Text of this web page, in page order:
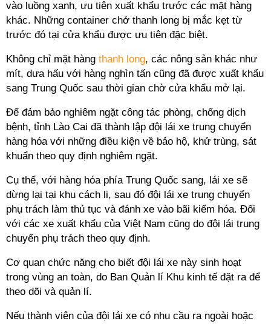
vào luồng xanh, ưu tiên xuất khẩu trước các mặt hàng
khác. Những container chở thanh long bị mắc kẹt từ
trước đó tại cửa khẩu được ưu tiên đặc biệt.
Không chỉ mặt hàng thanh long, các nông sản khác như
mít, dưa hấu với hàng nghìn tấn cũng đã được xuất khẩu
sang Trung Quốc sau thời gian chờ cửa khẩu mở lại.
Để đảm bảo nghiêm ngặt công tác phòng, chống dịch
bệnh, tỉnh Lào Cai đã thành lập đội lái xe trung chuyển
hàng hóa với những điều kiện về bảo hộ, khử trùng, sát
khuẩn theo quy định nghiêm ngặt.
Cụ thể, với hàng hóa phía Trung Quốc sang, lái xe sẽ
dừng lại tại khu cách li, sau đó đội lái xe trung chuyển
phụ trách làm thủ tục và đánh xe vào bãi kiểm hóa. Đối
với các xe xuất khẩu của Việt Nam cũng do đội lái trung
chuyển phụ trách theo quy định.
Cơ quan chức năng cho biết đội lái xe này sinh hoạt
trong vùng an toàn, do Ban Quản lí Khu kinh tế đặt ra để
theo dõi và quản lí.
Nếu thành viên của đội lái xe có nhu cầu ra ngoài hoặc